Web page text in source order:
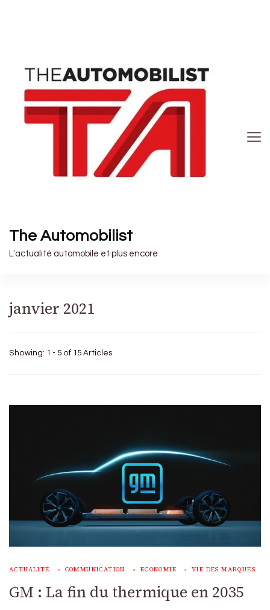
The Automobilist
L'actualité automobile et plus encore
janvier 2021
Showing: 1 - 5 of 15 Articles
ACTUALITÉ COMMUNICATION ECONOMIE VIE DES MARQUES
GM : La fin du thermique en 2035